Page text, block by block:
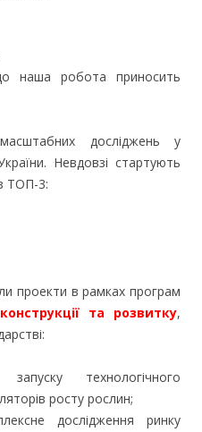
наша робота приносить
досліджень у
Невдовзі стартують
ТОП-3:
проекти в рамках програм
та розвитку,
технологічного
росту рослин;
дослідження ринку